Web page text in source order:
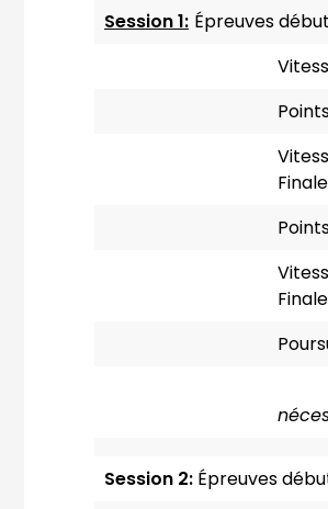
Session 1: Épreuves
Finale
Session 2: Épreuves